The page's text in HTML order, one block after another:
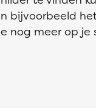
bijvoorbeeld
nog meer op je